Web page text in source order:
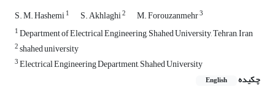
S. M. Hashemi1 S. Akhlaghi2 M. Forouzanmehr3
1Department of Electrical Engineering, Shahed University, Tehran, Iran
2shahed university
3Electrical Engineering Department, Shahed University
چکیده
English